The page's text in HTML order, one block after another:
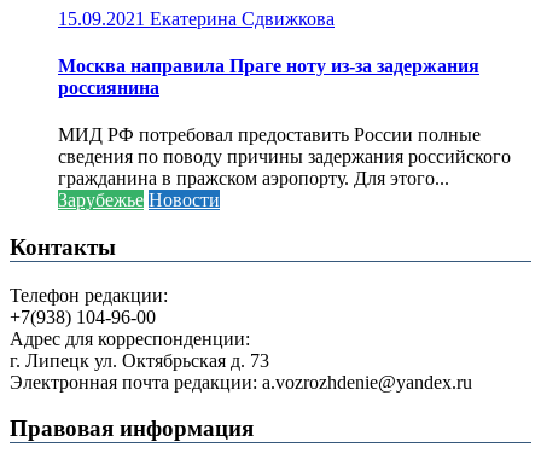
15.09.2021 Екатерина Сдвижкова
Москва направила Праге ноту из-за задержания
россиянина
МИД РФ потребовал предоставить России полные
сведения по поводу причины задержания российского
гражданина в пражском аэропорту. Для этого...
Зарубежье Новости
Контакты
Телефон редакции:
+7(938) 104-96-00
Адрес для корреспонденции:
г. Липецк ул. Октябрьская д. 73
Электронная почта редакции: a.vozrozhdenie@yandex.ru
Правовая информация